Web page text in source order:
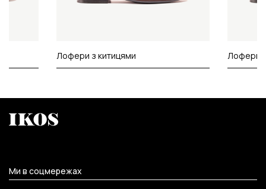
Лофери з китицями Лофери
Ми в соцмережах